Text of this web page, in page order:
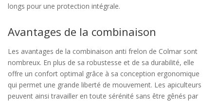
longs pour une protection intégrale.
Avantages de la combinaison
Les avantages de la combinaison anti frelon de Colmar sont
nombreux. En plus de sa robustesse et de sa durabilité, elle
offre un confort optimal grâce à sa conception ergonomique
qui permet une grande liberté de mouvement. Les apiculteurs
peuvent ainsi travailler en toute sérénité sans être gênés par